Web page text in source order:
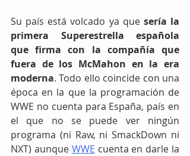
Su país está volcado ya que sería la
primera Superestrella española
que firma con la compañía que
fuera de los McMahon en la era
moderna. Todo ello coincide con una
época en la que la programación de
WWE no cuenta para España, país en
el que no se puede ver ningún
programa (ni Raw, ni SmackDown ni
NXT) aunque WWE cuenta en darle la